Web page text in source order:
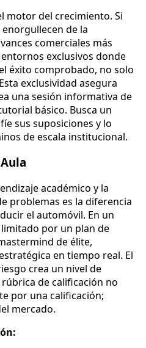
motor del crecimiento. Si
de la
comerciales más
exclusivos donde
éxito comprobado, no solo
exclusividad asegura
una sesión informativa de
básico. Busca un
sus suposiciones y lo
de escala institucional.
académico y la
problemas es la diferencia
el automóvil. En un
por un plan de
de élite,
en tiempo real. El
crea un nivel de
de calificación no
por una calificación;
mercado.